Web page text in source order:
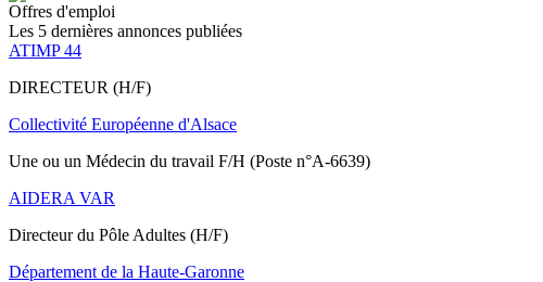
Offres d'emploi
Les 5 dernières annonces publiées
ATIMP 44
DIRECTEUR (H/F)
Collectivité Européenne d'Alsace
Une ou un Médecin du travail F/H (Poste n°A-6639)
AIDERA VAR
Directeur du Pôle Adultes (H/F)
Département de la Haute-Garonne